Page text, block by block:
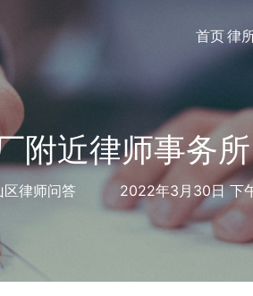
首页律
附近律师事务
区律师问答 2022年3月30日 下